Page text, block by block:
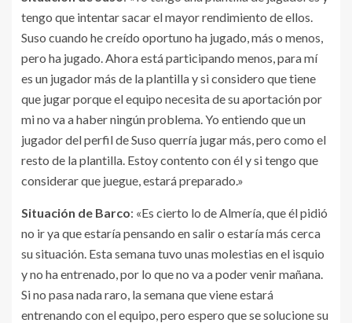
tengo que intentar sacar el mayor rendimiento de ellos.
Suso cuando he creído oportuno ha jugado, más o menos,
pero ha jugado. Ahora está participando menos, para mí
es un jugador más de la plantilla y si considero que tiene
que jugar porque el equipo necesita de su aportación por
mi no va a haber ningún problema. Yo entiendo que un
jugador del perfil de Suso querría jugar más, pero como el
resto de la plantilla. Estoy contento con él y si tengo que
considerar que juegue, estará preparado.»
Situación de Barco: «Es cierto lo de Almería, que él pidió
no ir ya que estaría pensando en salir o estaría más cerca
su situación. Esta semana tuvo unas molestias en el isquio
y no ha entrenado, por lo que no va a poder venir mañana.
Si no pasa nada raro, la semana que viene estará
entrenando con el equipo, pero espero que se solucione su